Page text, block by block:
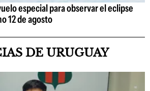
especial para observar el eclipse
12 de agosto
DE URUGUAY